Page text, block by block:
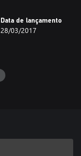
Data de lançamento
28/03/2017